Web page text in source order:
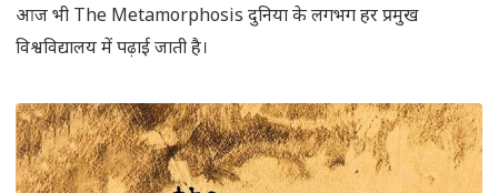
आज भी The Metamorphosis दुनिया के लगभग हर प्रमुख
विश्वविद्यालय में पढ़ाई जाती है।